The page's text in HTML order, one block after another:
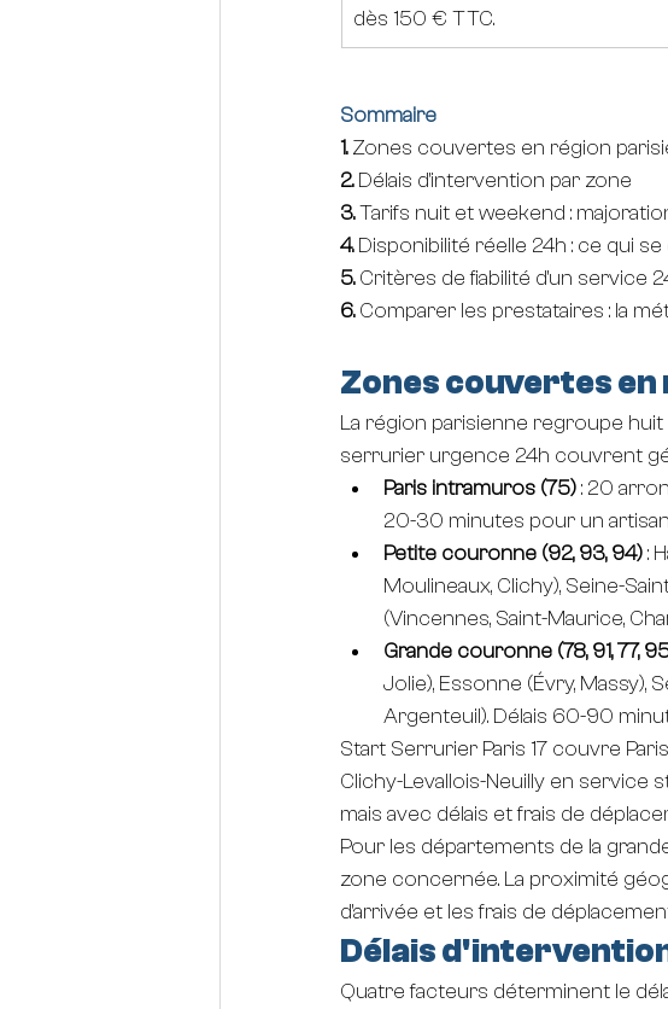
dès 150 € TTC.
Sommaire
1. Zones couvertes en région
2. Délais d'intervention par zone
3. Tarifs nuit et weekend :
4. Disponibilité réelle 24h : ce qui
5. Critères de fiabilité d'un service
6. Comparer les prestataires : la
Zones couvertes
La région parisienne regroupe
serrurier urgence 24h couvrent
Paris intramuros (75) : 20
20-30 minutes pour un
Petite couronne (92, 93, 94) :
Moulineaux, Clichy), Seine-
(Vincennes, Saint-Maurice,
Grande couronne (78, 91, 77,
Jolie), Essonne (Évry, Massy),
Argenteuil). Délais 60-90
Start Serrurier Paris 17 couvre
Clichy-Levallois-Neuilly en service
mais avec délais et frais de
Pour les départements de la
zone concernée. La proximité
d'arrivée et les frais de
Délais
Quatre facteurs déterminent le